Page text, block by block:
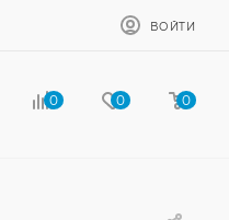
ВОЙТИ
0 0 0